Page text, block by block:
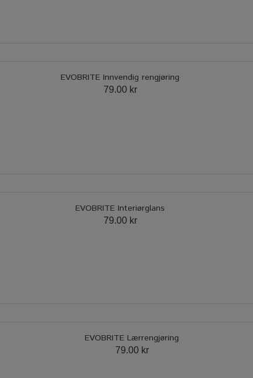
EVOBRITE Innvendig rengjøring
79.00 kr
EVOBRITE Interiørglans
79.00 kr
EVOBRITE Lærrengjøring
79.00 kr